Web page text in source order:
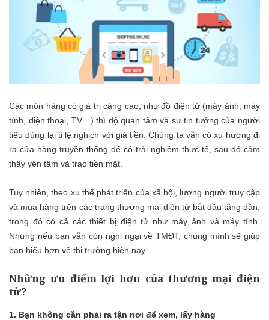
Các món hàng có giá trị càng cao, như đồ điện tử (máy ảnh, máy
tính, điện thoại, TV…) thì độ quan tâm và sự tin tưởng của người
tiêu dùng lại tỉ lệ nghịch với giá tiền. Chúng ta vẫn có xu hướng đi
ra cửa hàng truyền thống để có trải nghiệm thực tế, sau đó cảm
thấy yên tâm và trao tiền mặt.
Tuy nhiên, theo xu thế phát triển của xã hội, lượng người truy cập
và mua hàng trên các trang thương mại điện tử bắt đầu tăng dần,
trong đó có cả các thiết bị điện tử như máy ảnh và máy tính.
Nhưng nếu bạn vẫn còn nghi ngại về TMĐT, chúng mình sẽ giúp
bạn hiểu hơn về thị trường hiện nay.
Những ưu điểm lợi hơn của thương mại điện
tử?
1. Bạn không cần phải ra tận nơi để xem, lấy hàng